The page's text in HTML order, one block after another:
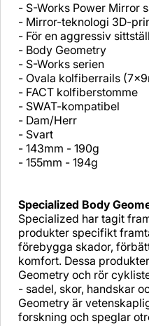
- S-Works Power Mirror
- Mirror-teknologi 3D-
- För en aggressiv
- Body Geometry
- S-Works serien
- Ovala kolfiberrails
- FACT kolfiberstomme
- SWAT-kompatibel
- Dam/Herr
- Svart
- 143mm - 190g
- 155mm - 194g
Specialized Body
Specialized har tagit
produkter specifikt
förebygga skador,
komfort. Dessa
Geometry och rör
- sadel, skor, handskar
Geometry är
forskning och speglar